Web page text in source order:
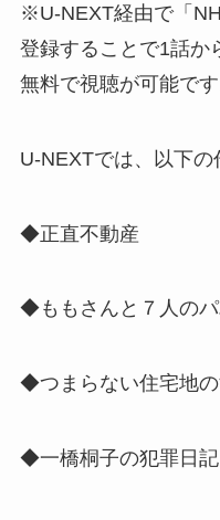
※U-NEXT経由で「
登録することで1話か
無料で視聴が可能です
U-NEXTでは、以下の
◆正直不動産
◆ももさんと７人のパ
◆つまらない住宅地
◆一橋桐子の犯罪日記